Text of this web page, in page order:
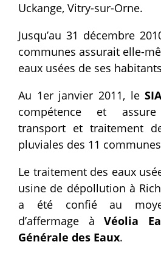
Uckange, Vitry-sur-Orne.
Jusqu’au 31 décembre
communes assurait elle-
eaux usées de ses
Au 1er janvier 2011, le
compétence et
transport et traitement
pluviales des 11
Le traitement des eaux
usine de dépollution à
a été confié au
d’affermage àVéolia
Générale des Eaux.